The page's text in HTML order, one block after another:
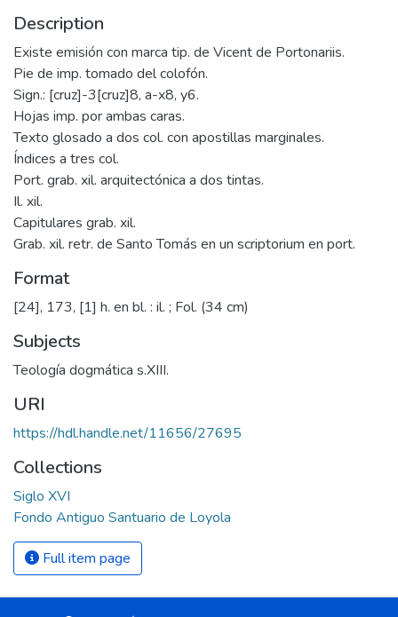
Description
Existe emisión con marca tip. de Vicent de Portonariis.
Pie de imp. tomado del colofón.
Sign.: [cruz]-3[cruz]8, a-x8, y6.
Hojas imp. por ambas caras.
Texto glosado a dos col. con apostillas marginales.
Índices a tres col.
Port. grab. xil. arquitectónica a dos tintas.
Il. xil.
Capitulares grab. xil.
Grab. xil. retr. de Santo Tomás en un scriptorium en port.
Format
[24], 173, [1] h. en bl. : il. ; Fol. (34 cm)
Subjects
Teología dogmática s.XIII.
URI
https://hdl.handle.net/11656/27695
Collections
Siglo XVI
Fondo Antiguo Santuario de Loyola
Full item page